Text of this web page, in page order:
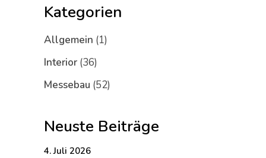
Kategorien
Allgemein (1)
Interior (36)
Messebau (52)
Neuste Beiträge
4. Juli 2026